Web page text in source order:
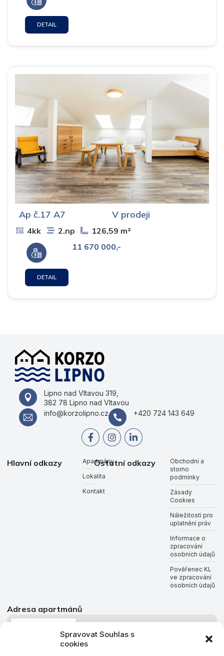
Spravovat Souhlas s
cookies
DETAIL
Ap č.17 A7 V prodeji
4kk 2.np
126,59 m²
11 670 000,-
DETAIL
Lipno nad Vltavou 319,
382 78 Lipno nad Vltavou
info@korzolipno.cz
+420 724 143 649
Hlavní odkazy
Apartmány
Lokalita
Kontakt
Ostatní odkazy
Obchodní a
storno
podmínky
Zásady
Cookies
Náležitosti pro
uplatnění práv
Informace o
zpracování
osobních údajů
Pověřenec KL
ve zpracování
osobních údajů
Adresa apartmánů